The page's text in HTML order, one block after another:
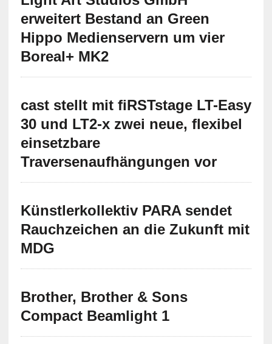
erweitert Bestand an Green
Hippo Medienservern um vier
Boreal+ MK2
cast stellt mit fiRSTstage LT-Easy
30 und LT2-x zwei neue, flexibel
einsetzbare
Traversenaufhängungen vor
Künstlerkollektiv PARA sendet
Rauchzeichen an die Zukunft mit
MDG
Brother, Brother & Sons
Compact Beamlight 1